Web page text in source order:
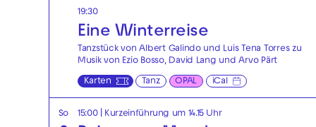
19:30
Eine Winterreise
Tanzstück von Albert Galindo und Luis Tena Torres zu
Musik von Ezio Bosso, David Lang und Arvo Pärt
Karten Tanz OPAL iCal
So 15:00 | Kurzeinführung um 14.15 Uhr